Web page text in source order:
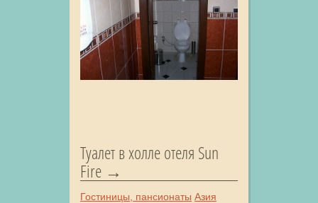
Туалет в холле отеля Sun
Fire
Гостиницы, пансионаты Азия